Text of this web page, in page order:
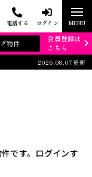
電話する ログイン MENU
物件
会員登録は
こちら
2026.08.07更新
です。ログインす